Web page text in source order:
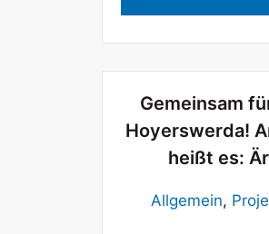
Gemeinsam
Hoyerswerda!
heißt es:
Allgemein,